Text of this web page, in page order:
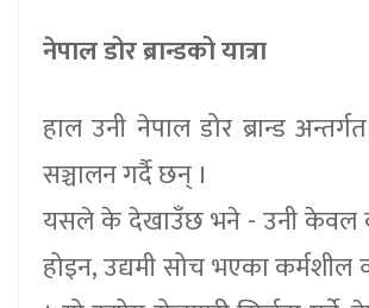
नेपाल डोर ब्रान्डको यात्रा
हाल उनी नेपाल डोर ब्रान्ड
सञ्चालन गर्दै छन् ।
यसले के देखाउँछ भने - उनी केवल
होइन, उद्यमी सोच भएका कर्मशील